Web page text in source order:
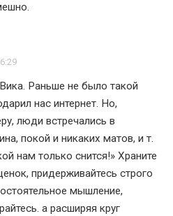
Раньше не было такой
нас интернет. Но,
люди встречались в
покой и никаких матов, и т.
нам только снится!» Храните
придерживайтесь строго
мышление,
а расширяя круг